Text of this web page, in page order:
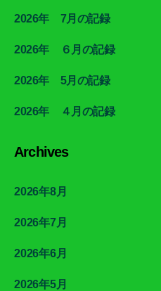
2026年 7月の記録
2026年 ６月の記録
2026年 5月の記録
2026年 ４月の記録
Archives
2026年8月
2026年7月
2026年6月
2026年5月